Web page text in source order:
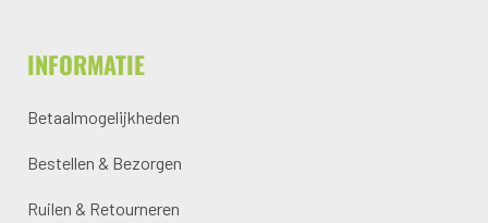
INFORMATIE
Betaalmogelijkheden
Bestellen & Bezorgen
Ruilen & Retourneren